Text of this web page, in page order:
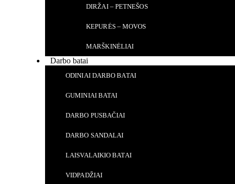
DIRŽAI – PETNEŠOS
KEPURĖS – MOVOS
MARŠKINĖLIAI
Darbo batai
ODINIAI DARBO BATAI
GUMINIAI BATAI
DARBO PUSBAČIAI
DARBO SANDALAI
LAISVALAIKIO BATAI
VIDPADŽIAI